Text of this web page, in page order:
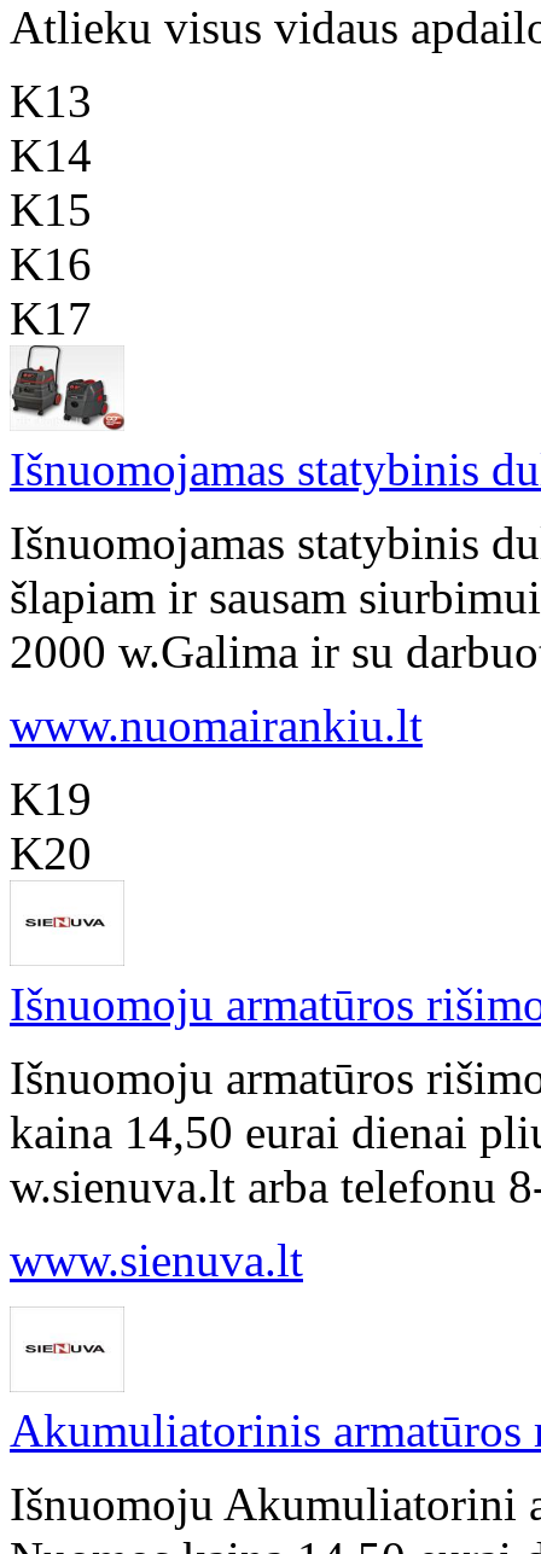
Atlieku visus vidaus
K13
K14
K15
K16
K17
Išnuomojamas statybinis
Išnuomojamas statybinis
šlapiam ir sausam
2000 w.Galima ir su
www.nuomairankiu.lt
K19
K20
Išnuomoju armatūros
Išnuomoju armatūros
kaina 14,50 eurai dienai
w.sienuva.lt arba telefonu
www.sienuva.lt
Akumuliatorinis
Išnuomoju Akumuliatorini